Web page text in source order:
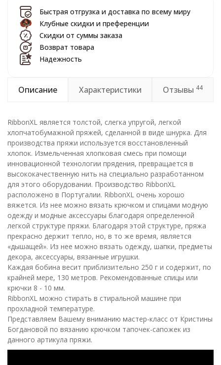
Быстрая отгрузка и доставка по всему миру
Клубные скидки и преференции
Скидки от суммы заказа
Возврат товара
Надежность
Описание Характеристики Отзывы 44
RibbonXL является толстой, слегка упругой, легкой
хлопчатобумажной пряжей, сделанной в виде шнурка. Для
производства пряжи используется восстановленный
хлопок. Измельченная хлопковая смесь при помощи
инновационной технологии прядения, превращается в
высококачественную нить на специально разработанном
для этого оборудовании. Производство RibbonXL
расположено в Португалии. RibbonXL очень хорошо
вяжется. Из нее можно вязать крючком и спицами модную
одежду и модные аксессуары благодаря определенной
легкой структуре пряжи. Благодаря этой структуре, пряжа
прекрасно держит тепло, но, в то же время, является
«дышащей». Из нее можно вязать одежду, шапки, предметы
декора, аксессуары, вязанные игрушки.
Каждая бобина весит приблизительно 250 г и содержит, по
крайней мере, 130 метров. Рекомендованные спицы или
крючки 8 - 10 мм.
RibbonXL можно стирать в стиральной машине при
прохладной температуре.
Представляем Вашему вниманию мастер-класс от Кристины
Богдановой по вязанию крючком тапочек-сапожек из
данного артикула пряжи.